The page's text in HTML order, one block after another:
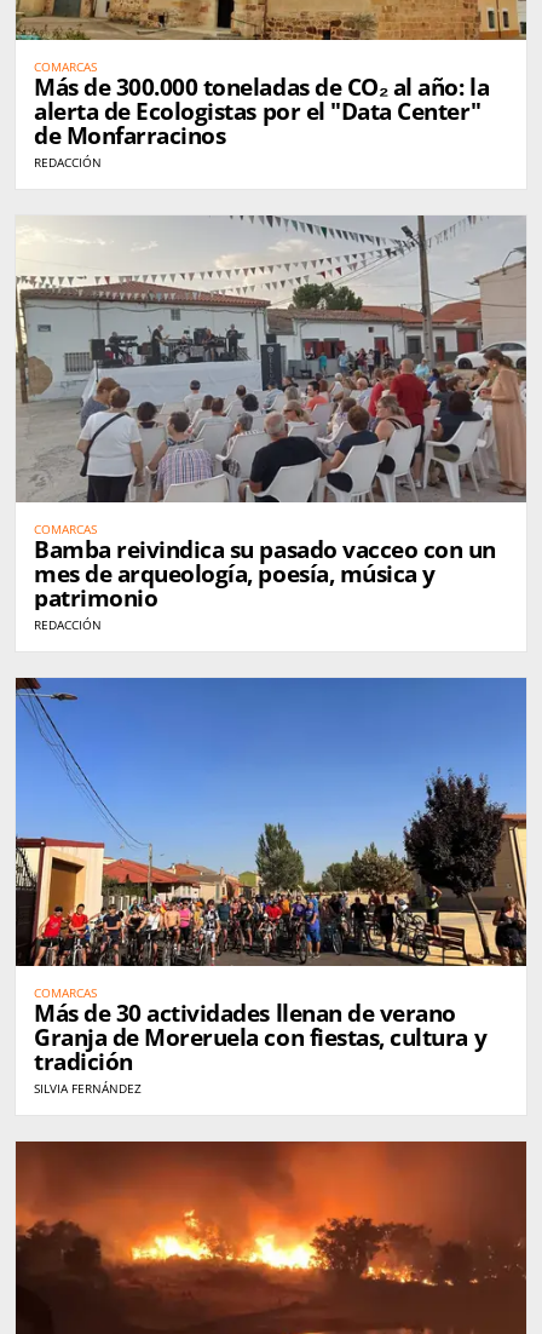
COMARCAS
Más de 300.000 toneladas de CO₂ al año: la
alerta de Ecologistas por el "Data Center"
de Monfarracinos
REDACCIÓN
COMARCAS
Bamba reivindica su pasado vacceo con un
mes de arqueología, poesía, música y
patrimonio
REDACCIÓN
COMARCAS
Más de 30 actividades llenan de verano
Granja de Moreruela con fiestas, cultura y
tradición
SILVIA FERNÁNDEZ